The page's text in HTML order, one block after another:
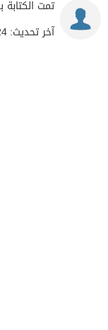
تمت
آخر تحديث:24